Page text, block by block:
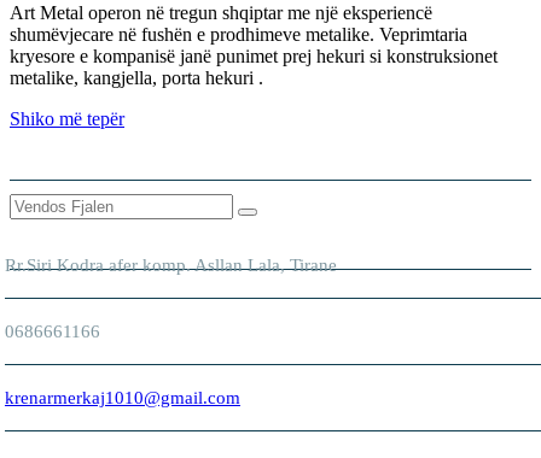
Art Metal operon në tregun shqiptar me një eksperiencë
shumëvjecare në fushën e prodhimeve metalike. Veprimtaria
kryesore e kompanisë janë punimet prej hekuri si konstruksionet
metalike, kangjella, porta hekuri .
Shiko më tepër
Rr.Siri Kodra afer komp. Asllan Lala, Tirane
0686661166
krenarmerkaj1010@gmail.com